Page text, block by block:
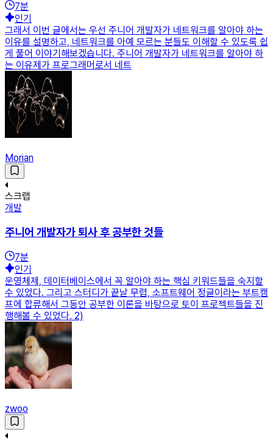
7분
인기
그래서 이번 글에서는 우선 주니어 개발자가 네트워크를 알아야 하는
이유를 설명하고, 네트워크를 아예 모르는 분들도 이해할 수 있도록 쉽
게 풀어 이야기해보겠습니다. 주니어 개발자가 네트워크를 알아야 하
는 이유제가 프로그래머로서 네트
Morian
스크랩
개발
주니어 개발자가 퇴사 후 공부한 것들
7분
인기
운영체제, 데이터베이스에서 꼭 알아야 하는 핵심 키워드들을 숙지할
수 있었다. 그리고 스터디가 끝날 무렵, 소프트웨어 정글이라는 부트캠
프에 합류해서 그동안 공부한 이론을 바탕으로 토이 프로젝트들을 진
행해볼 수 있었다. 2)
zwoo